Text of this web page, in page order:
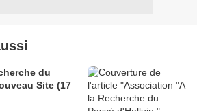
du
Site (17